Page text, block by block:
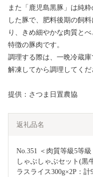
また「鹿児島黒豚」は純
した豚で、肥料後期の飼
り、きめ細やかな肉質と
特徴の豚肉です。
調理する際は、一晩冷蔵
解凍してから調理してくだ
提供：さつま日置農協
返礼品名
No.351 ＜肉質等級5等
しゃぶしゃぶセット(黒
ラスライス300g×2P：